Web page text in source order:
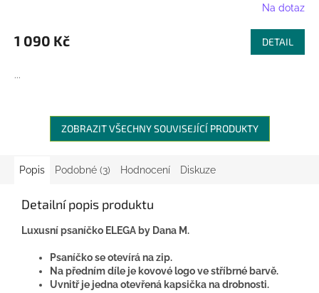
Na dotaz
1 090 Kč DETAIL
...
ZOBRAZIT VŠECHNY SOUVISEJÍCÍ PRODUKTY
Popis Podobné (3) Hodnocení Diskuze
Detailní popis produktu
Luxusní psaníčko ELEGA by Dana M.
Psaníčko se otevírá na zip.
Na předním díle je kovové logo ve stříbrné barvě.
Uvnitř je jedna otevřená kapsička na drobnosti.